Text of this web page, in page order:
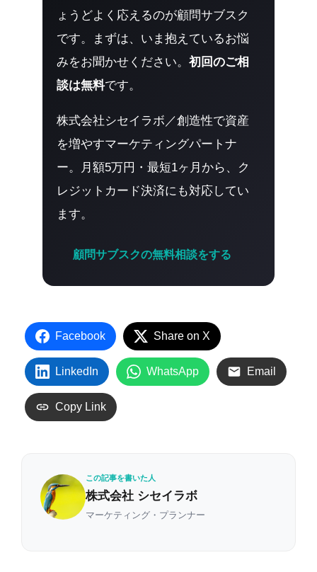
ょうどよく応えるのが顧問サブスク
です。まずは、いま抱えているお悩
みをお聞かせください。 初回のご相
談は無料です。
株式会社シセイラボ／創造性で資産
を増やすマーケティングパートナ
ー。月額5万円・最短1ヶ月から、ク
レジットカード決済にも対応してい
ます。
顧問サブスクの無料相談をする
Facebook Share on X
LinkedIn WhatsApp Email
Copy Link
この記事を書いた人
株式会社 シセイラボ
マーケティング・プランナー